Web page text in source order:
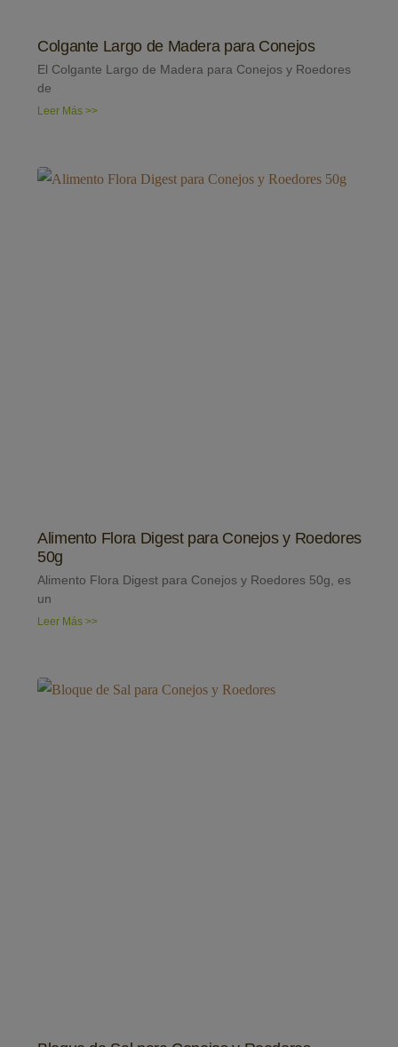
Colgante Largo de Madera para Conejos
El Colgante Largo de Madera para Conejos y Roedores
de
Leer Más >>
Alimento Flora Digest para Conejos y Roedores
50g
Alimento Flora Digest para Conejos y Roedores 50g, es
un
Leer Más >>